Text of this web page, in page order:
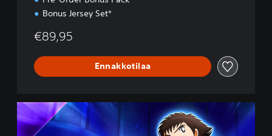
Bonus Jersey Set*
€89,95
Ennakkotilaa
U
l